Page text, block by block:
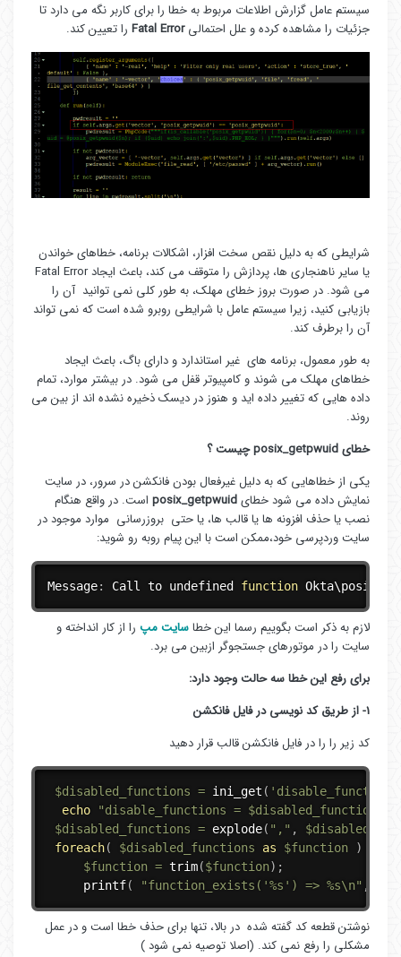
سیستم عامل گزارش اطلاعات مربوط به خطا را برای کاربر نگه می دارد تا
جزئیات را مشاهده کرده و علل احتمالیFatal Error را تعیین کند.
شرایطی که به دلیل نقص سخت افزار، اشکالات برنامه، خطاهای خواندن
یا سایر ناهنجاری ها، پردازش را متوقف می کند، باعث ایجاد Fatal Error
می شود. در صورت بروز خطای مهلک، به طور کلی نمی توانید آن را
بازیابی کنید، زیرا سیستم عامل با شرایطی روبرو شده است که نمی تواند
آن را برطرف کند.
به طور معمول، برنامه های غیر استاندارد و دارای باگ، باعث ایجاد
خطاهای مهلک می شوند و کامپیوتر قفل می شود. در بیشتر موارد، تمام
داده هایی که تغییر داده اید و هنوز در دیسک ذخیره نشده اند از بین می
روند.
خطای posix_getpwuid چیست ؟
یکی از خطاهایی که به دلیل غیرفعال بودن فانکشن در سرور، در سایت
نمایش داده می شود خطایposix_getpwuid است. در واقع هنگام
نصب یا حذف افزونه ها یا قالب ها، یا حتی بروزرسانی موارد موجود در
سایت وردپرسی خود،ممکن است با این پیام روبه رو شوید:
Message: Call to undefined function Okta\
لازم به ذکر است بگوییم رسما این خطاسایت مپ را از کار انداخته و
سایت را در موتورهای جستجوگر ازبین می برد.
برای رفع این خطا سه حالت وجود دارد:
1- از طریق کد نویسی در فایل فانکشن
کد زیر را را در فایل فانکشن قالب قرار دهید
$disabled_functions = ini_get (
echo
"disable_functions = $disabled_functions
$disabled_functions = explode( "," ,
foreach( $disabled_functions as $function )
$function = trim($function) ;
printf( "function_exists('%s') => %s\n" ,
نوشتن قطعه کد گفته شده در بالا، تنها برای حذف خطا است و در عمل
مشکلی را رفع نمی کند. (اصلا توصیه نمی شود )